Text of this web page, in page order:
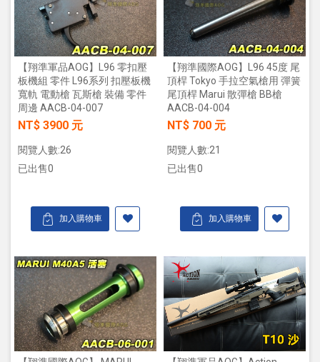
【翔準軍品AOG】L96 零扣壓
板機組 零件 L96系列 扣壓板機
寬軌 電動槍 瓦斯槍 裝備 零件
周邊 AACB-04-007
NT$ 3900 元
閱覽人數:26
已出售0
加入購物車
【翔準國際AOG】L96 45度 尾
頂桿 Tokyo 手拉空氣槍用 彈簧
尾頂桿 Marui 散彈槍 BB槍
AACB-04-004
NT$ 700 元
閱覽人數:21
已出售0
加入購物車